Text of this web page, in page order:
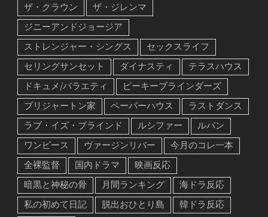
ザ・クラウン
ザ・ジレンマ
ジニーアンドジョージア
ストレンジャー・シングス
セックスライフ
セリングサンセット
ダイナスティ
テラスハウス
ドキュメ/バラエティ
ピーキーブラインダーズ
ブリジャートン家
ペーパーハウス
ラストダンス
ラブ・イズ・ブラインド
ルシファー
ルパン
ワンピース
ヴァージンリバー
今月のコレ一本
全裸監督
国内ドラマ
映画反応
暗黒と神秘の骨
月間ランキング
海ドラ反応
私の初めて日記
脱出おひとり島
韓ドラ反応